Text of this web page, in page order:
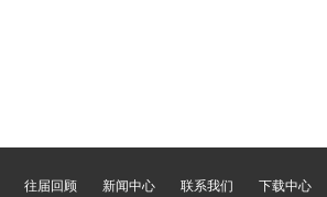
往届回顾 新闻中心 联系我们 下载中心